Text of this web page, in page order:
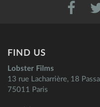
FIND US
Lobster Films
13 rue Lacharrière, 18
75011 Paris